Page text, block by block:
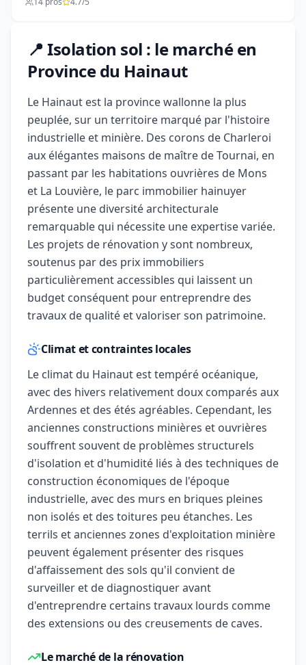
📍 Isolation sol : le marché en
Province du Hainaut
Le Hainaut est la province wallonne la plus
peuplée, sur un territoire marqué par l'histoire
industrielle et minière. Des corons de Charleroi
aux élégantes maisons de maître de Tournai, en
passant par les habitations ouvrières de Mons
et La Louvière, le parc immobilier hainuyer
présente une diversité architecturale
remarquable qui nécessite une expertise variée.
Les projets de rénovation y sont nombreux,
soutenus par des prix immobiliers
particulièrement accessibles qui laissent un
budget conséquent pour entreprendre des
travaux de qualité et valoriser son patrimoine.
Climat et contraintes locales
Le climat du Hainaut est tempéré océanique,
avec des hivers relativement doux comparés aux
Ardennes et des étés agréables. Cependant, les
anciennes constructions minières et ouvrières
souffrent souvent de problèmes structurels
d'isolation et d'humidité liés à des techniques de
construction économiques de l'époque
industrielle, avec des murs en briques pleines
non isolés et des toitures peu étanches. Les
terrils et anciennes zones d'exploitation minière
peuvent également présenter des risques
d'affaissement des sols qu'il convient de
surveiller et de diagnostiquer avant
d'entreprendre certains travaux lourds comme
des extensions ou des creusements de caves.
Le marché de la rénovation